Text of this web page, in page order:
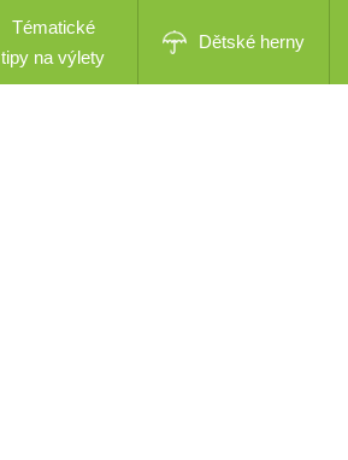
Tématické
tipy na výlety
Dětské herny